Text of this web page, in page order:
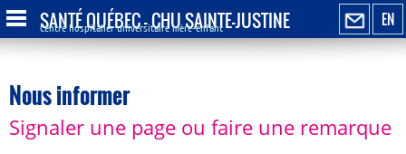
EN
SANTÉ QUÉBEC - CHU SAINTE-JUSTINE
Centre hospitalier universitaire mère-enfant
Nous informer
Signaler une page ou faire une remarque